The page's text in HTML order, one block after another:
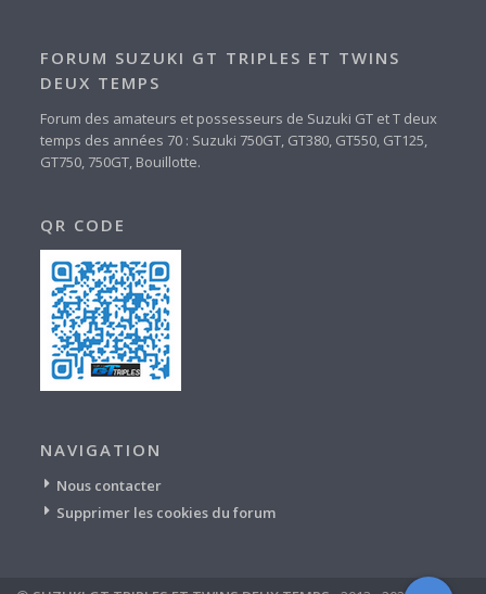
FORUM SUZUKI GT TRIPLES ET TWINS
DEUX TEMPS
Forum des amateurs et possesseurs de Suzuki GT et T deux
temps des années 70 : Suzuki 750GT, GT380, GT550, GT125,
GT750, 750GT, Bouillotte.
QR CODE
NAVIGATION
Nous contacter
Supprimer les cookies du forum